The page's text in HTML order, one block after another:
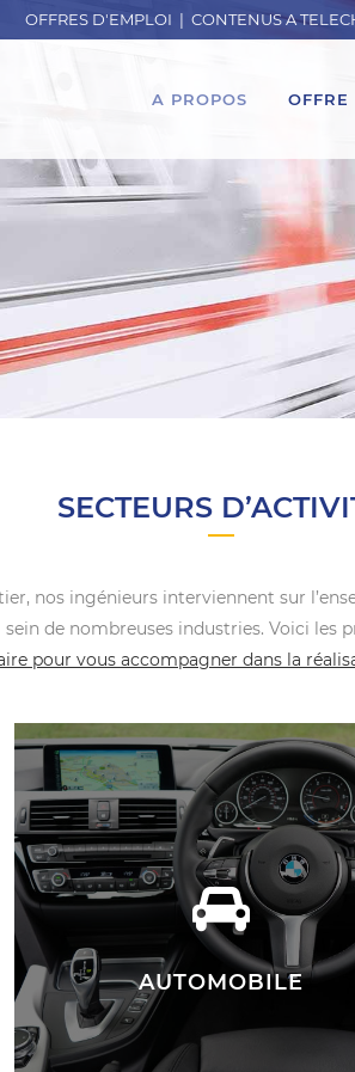
OFFRES D'EMPLOI | CONTENUS A
A PROPOS OFFRE
SECTEURS
nos ingénieurs interviennent sur
sein de nombreuses industries. Voici les
pour vous accompagner dans la
AUTOMOBILE